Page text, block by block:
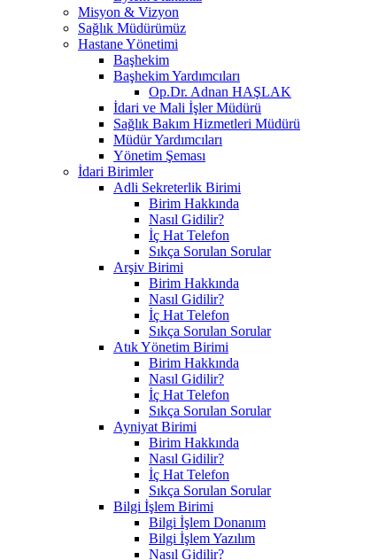
Misyon & Vizyon
Sağlık Müdürümüz
Hastane Yönetimi
Başhekim
Başhekim Yardımcıları
Op.Dr. Adnan HAŞLAK
İdari ve Mali İşler Müdürü
Sağlık Bakım Hizmetleri Müdürü
Müdür Yardımcıları
Yönetim Şeması
İdari Birimler
Adli Sekreterlik Birimi
Birim Hakkında
Nasıl Gidilir?
İç Hat Telefon
Sıkça Sorulan Sorular
Arşiv Birimi
Birim Hakkında
Nasıl Gidilir?
İç Hat Telefon
Sıkça Sorulan Sorular
Atık Yönetim Birimi
Birim Hakkında
Nasıl Gidilir?
İç Hat Telefon
Sıkça Sorulan Sorular
Ayniyat Birimi
Birim Hakkında
Nasıl Gidilir?
İç Hat Telefon
Sıkça Sorulan Sorular
Bilgi İşlem Birimi
Bilgi İşlem Donanım
Bilgi İşlem Yazılım
Nasıl Gidilir?